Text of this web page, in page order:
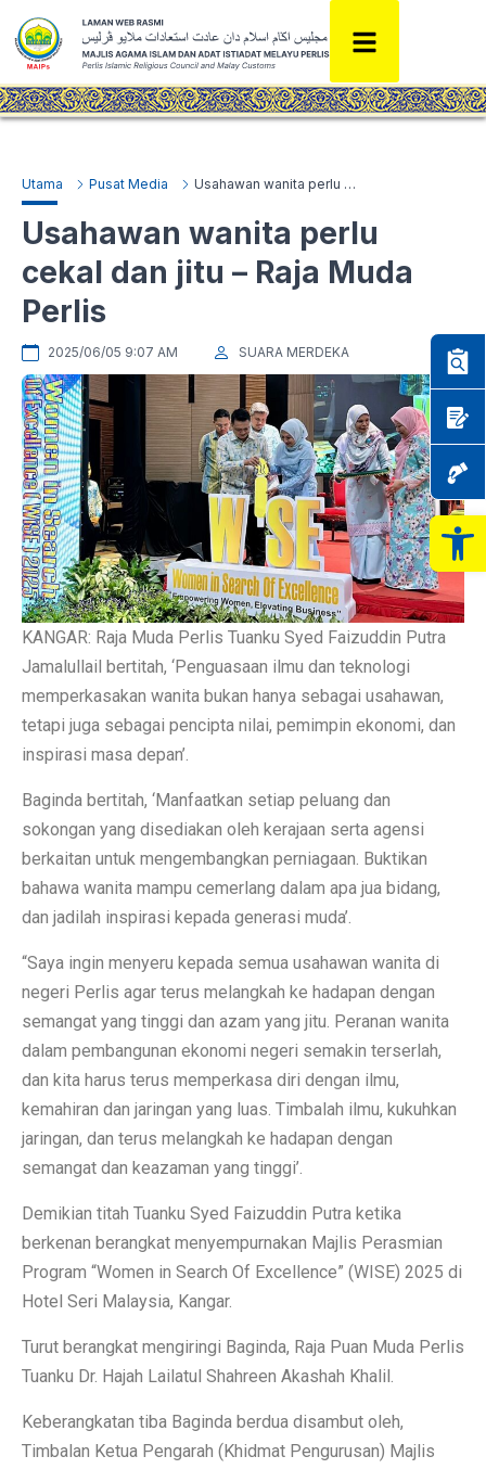
Utama Pusat Media Usahawan wanita perlu cekal dan jitu – Raja Muda Perlis
Usahawan wanita perlu
cekal dan jitu – Raja Muda
Perlis
2025/06/05 9:07 AM SUARA MERDEKA
KANGAR: Raja Muda Perlis Tuanku Syed Faizuddin Putra
Jamalullail bertitah, ‘Penguasaan ilmu dan teknologi
memperkasakan wanita bukan hanya sebagai usahawan,
tetapi juga sebagai pencipta nilai, pemimpin ekonomi, dan
inspirasi masa depan’.
Baginda bertitah, ‘Manfaatkan setiap peluang dan
sokongan yang disediakan oleh kerajaan serta agensi
berkaitan untuk mengembangkan perniagaan. Buktikan
bahawa wanita mampu cemerlang dalam apa jua bidang,
dan jadilah inspirasi kepada generasi muda’.
“Saya ingin menyeru kepada semua usahawan wanita di
negeri Perlis agar terus melangkah ke hadapan dengan
semangat yang tinggi dan azam yang jitu. Peranan wanita
dalam pembangunan ekonomi negeri semakin terserlah,
dan kita harus terus memperkasa diri dengan ilmu,
kemahiran dan jaringan yang luas. Timbalah ilmu, kukuhkan
jaringan, dan terus melangkah ke hadapan dengan
semangat dan keazaman yang tinggi’.
Demikian titah Tuanku Syed Faizuddin Putra ketika
berkenan berangkat menyempurnakan Majlis Perasmian
Program “Women in Search Of Excellence” (WISE) 2025 di
Hotel Seri Malaysia, Kangar.
Turut berangkat mengiringi Baginda, Raja Puan Muda Perlis
Tuanku Dr. Hajah Lailatul Shahreen Akashah Khalil.
Keberangkatan tiba Baginda berdua disambut oleh,
Timbalan Ketua Pengarah (Khidmat Pengurusan) Majlis